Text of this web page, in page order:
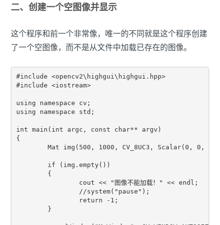
二、创建一个空图像并显示
这个程序和前一个非常像，唯一的不同就是这个程序创建
了一个空图像，而不是从文件中加载已存在的图像。
#include <opencv2\highgui\highgui.hpp>
#include <iostream>
using namespace cv;
using namespace std;
int main(int argc, const char** argv)
{